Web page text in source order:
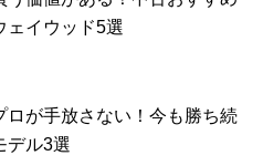
ェイウッド5選
ロが手放さない！今も勝ち続
デル3選